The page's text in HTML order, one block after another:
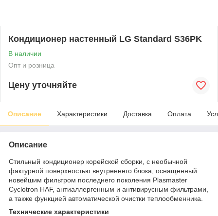
Кондиционер настенный LG Standard S36PK
В наличии
Опт и розница
Цену уточняйте
Описание Характеристики Доставка Оплата
Описание
Стильный кондиционер корейской сборки, с необычной
фактурной поверхностью внутреннего блока, оснащенный
новейшим фильтром последнего поколения Plasmaster
Cyclotron HAF, антиаллергенным и антивирусным фильтрами,
а также функцией автоматической очистки теплообменника.
Технические характеристики